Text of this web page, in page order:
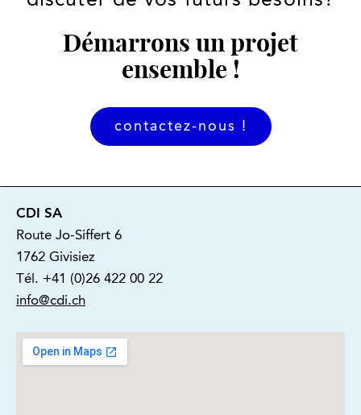
Démarrons un projet
ensemble !
contactez-nous !
CDI SA
Route Jo-Siffert 6
1762 Givisiez
Tél. +41 (0)26 422 00 22
info@cdi.ch